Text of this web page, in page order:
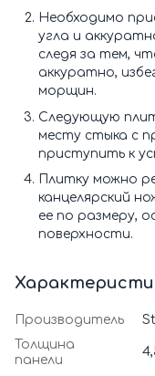
Необходимо
угла и
следя за тем,
аккуратно,
морщин.
Следующую
месту стыка с
приступить к
Плитку можно
канцелярский
ее по размеру,
поверхности.
Производитель
Толщина
панели